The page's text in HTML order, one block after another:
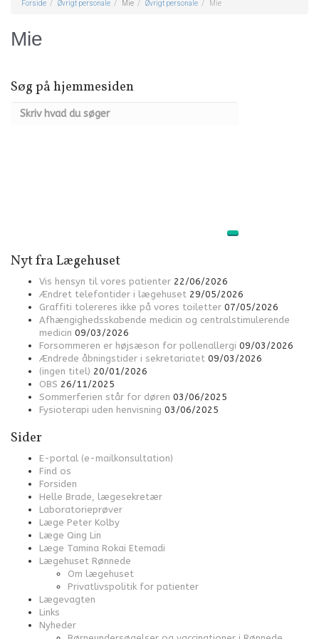
Forside Øvrigt personale Mie Øvrigt personale Mie
Mie
Søg på hjemmesiden
Nyt fra Lægehuset
Vis hensyn til vores patienter 22/06/2026
Ændret telefontider i lægehuset 29/05/2026
Graffiti tolereres ikke på vores toiletter 07/05/2026
Afhængighedsskabende medicin og centralstimulerende
medicin 09/03/2026
Forsommeren er højsæson for pollenallergi 09/03/2026
Ændrede åbningstider i sekretariatet 09/03/2026
(ingen titel) 20/01/2026
OBS 26/11/2025
Sommerferien står for døren 03/06/2025
Fysioterapi uden henvisning 03/06/2025
Sider
E-portal (e-mailkonsultation)
Find os
Forsiden
Helle Brade, lægesekretær
Laboratorieprøver
Læge Peter Kolby
Læge Qing Lin
Læge Tamina Rokai Etemadi
Lægehuset Rønnede
Om lægehuset
Privatlivspolitik for patienter
Lægevagten
Links
Nyheder